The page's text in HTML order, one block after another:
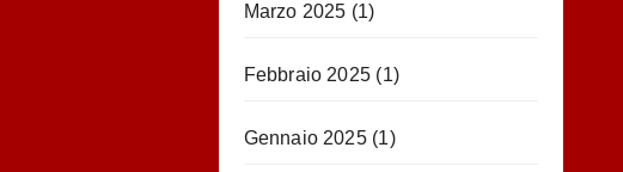
Marzo 2025 (1)
Febbraio 2025 (1)
Gennaio 2025(1)